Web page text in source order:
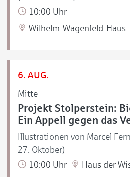
10:00 Uhr
Wilhelm-Wagenfeld-Haus
6. AUG.
Mitte
Projekt Stolperstein:
Ein Appell gegen das
Illustrationen von Marcel
27. Oktober)
10:00 Uhr
Haus der